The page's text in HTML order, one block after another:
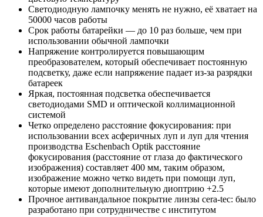
Светодиодную лампочку менять не нужно, её хватает на
50000 часов работы
Срок работы батарейки — до 10 раз больше, чем при
использовании обычной лампочки
Напряжение контролируется повышающим
преобразователем, который обеспечивает постоянную
подсветку, даже если напряжение падает из-за разрядки
батареек
Яркая, постоянная подсветка обеспечивается
светодиодами SMD и оптической коллимационной
системой
Четко определено расстояние фокусирования: при
использовании всех асферичных луп и луп для чтения
производства Eschenbach Optik расстояние
фокусирования (расстояние от глаза до фактического
изображения) составляет 400 мм, таким образом,
изображение можно четко видеть при помощи луп,
которые имеют дополнительную диоптрию +2.5
Прочное антивандальное покрытие линзы cera-tec: было
разработано при сотрудничестве с институтом